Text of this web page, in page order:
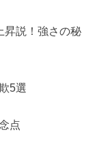
昇説！強さの秘
5選
点